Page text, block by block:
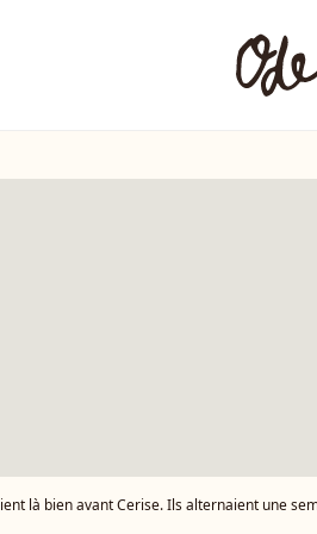
avant Cerise. Ils alternaient une semaine sur deux pour tenir compagnie à Renaud qui déteste la